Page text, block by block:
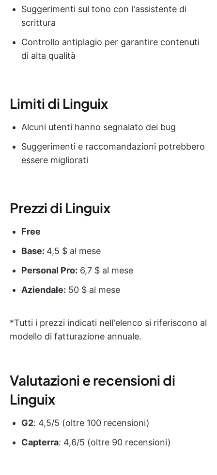
Suggerimenti sul tono con l'assistente di
scrittura
Controllo antiplagio per garantire contenuti
di alta qualità
Limiti di Linguix
Alcuni utenti hanno segnalato dei bug
Suggerimenti e raccomandazioni potrebbero
essere migliorati
Prezzi di Linguix
Free
Base: 4,5 $ al mese
Personal Pro: 6,7 $ al mese
Aziendale: 50 $ al mese
*Tutti i prezzi indicati nell'elenco si riferiscono al
modello di fatturazione annuale.
Valutazioni e recensioni di
Linguix
G2: 4,5/5 (oltre 100 recensioni)
Capterra: 4,6/5 (oltre 90 recensioni)